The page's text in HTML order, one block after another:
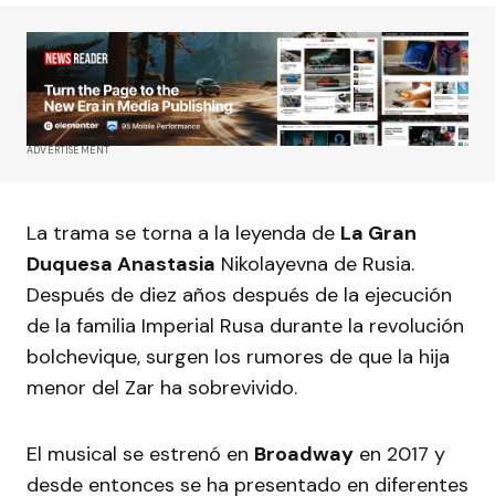
ADVERTISEMENT
La trama se torna a la leyenda de La Gran
Duquesa Anastasia Nikolayevna de Rusia.
Después de diez años después de la ejecución
de la familia Imperial Rusa durante la revolución
bolchevique, surgen los rumores de que la hija
menor del Zar ha sobrevivido.
El musical se estrenó en Broadway en 2017 y
desde entonces se ha presentado en diferentes